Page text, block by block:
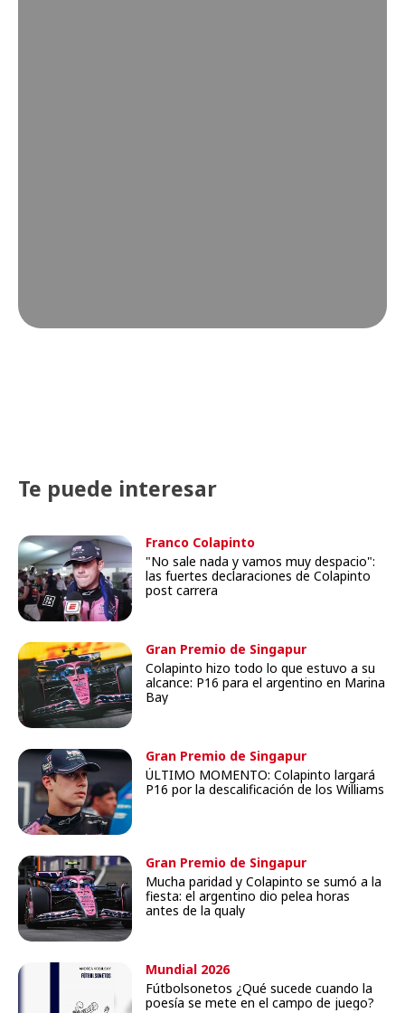
Te puede interesar
Franco Colapinto
"No sale nada y vamos muy despacio":
las fuertes declaraciones de Colapinto
post carrera
Gran Premio de Singapur
Colapinto hizo todo lo que estuvo a su
alcance: P16 para el argentino en Marina
Bay
Gran Premio de Singapur
ÚLTIMO MOMENTO: Colapinto largará
P16 por la descalificación de los Williams
Gran Premio de Singapur
Mucha paridad y Colapinto se sumó a la
fiesta: el argentino dio pelea horas
antes de la qualy
Mundial 2026
Fútbolsonetos ¿Qué sucede cuando la
poesía se mete en el campo de juego?